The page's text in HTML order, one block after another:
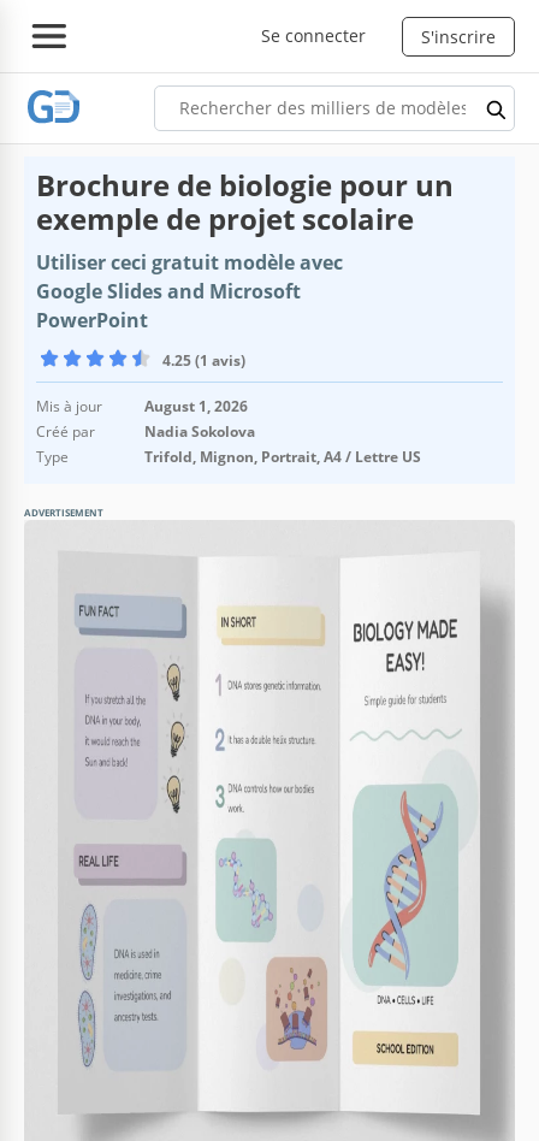
Se connecter S'inscrire
Brochure de biologie pour un
exemple de projet scolaire
Utiliser ceci gratuit modèle avec
Google Slides and Microsoft
PowerPoint
4.25 (1 avis)
Mis à jour
August 1, 2026
Créé par
Nadia Sokolova
Type
Trifold, Mignon, Portrait, A4 / Lettre US
ADVERTISEMENT